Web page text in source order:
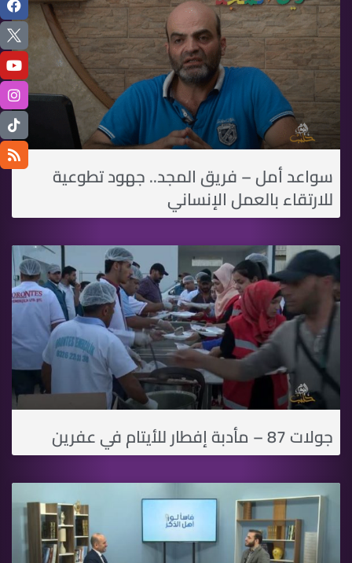
سواعد أمل – فريق المجد.. جهود تطوعية
للارتقاء بالعمل الإنساني
جولات 87 – مأدبة إفطار للأيتام في عفرين